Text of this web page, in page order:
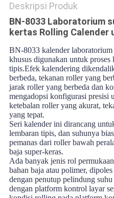
Deskripsi Produk
BN-8033 Laboratorium
kertas Rolling Calender
BN-8033 kalender
khusus digunakan untuk proses
tipis.Efek kalendering
berbeda, tekanan roller yang
jarak roller yang berbeda dan
mengadopsi konfigurasi presisi
ketebalan roller yang akurat,
yang tepat.
Seri kalender ini dirancang
lembaran tipis, dan suhunya
pemanas dari roller bawah
baja super-keras.
Ada banyak jenis rol
bahan baja atau polimer,
dengan penutup pelindung
dengan platform kontrol layar